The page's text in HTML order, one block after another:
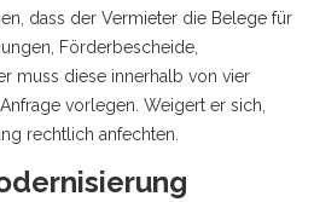
dass der Vermieter die Belege für
Förderbescheide,
muss diese innerhalb von vier
vorlegen. Weigert er sich,
rechtlich anfechten.